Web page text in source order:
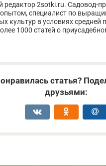
редактор 2sotki.ru. Садовод-
специалист по
культур в условиях средней
1000 статей о
статья?
друзьями: